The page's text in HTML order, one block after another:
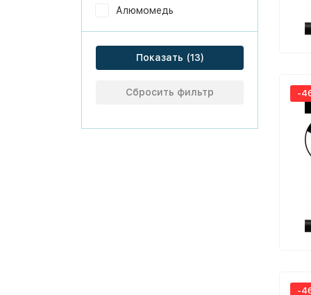
-
-
Алюмомедь
Показать
Сбросить фильтр